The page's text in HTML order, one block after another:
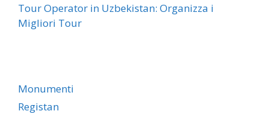
Tour Operator in Uzbekistan: Organizza i
Migliori Tour
Monumenti
Registan